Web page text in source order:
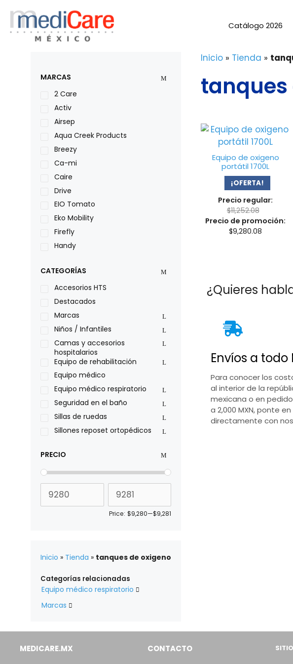
contenido
Catálogo 2026
Inicio » Tienda »
tanques
Equipo de oxigeno
portátil 1700L
¡OFERTA!
Precio regular:
$11,252.08
Precio de promoción:
$9,280.08
¿Quieres
Envíos a todo
Para conocer los
al interior de la
mexicana o en
a 2,000 MXN, ponte
directamente con
MARCAS
2 Care
Activ
Airsep
Aqua Creek Products
Breezy
Ca-mi
Caire
Drive
EIO Tomato
Eko Mobility
Firefly
Handy
Leggero
Lumex
Medical Store
Nidek
Oxiplus
Philips
Pride
Roho
Sillas de ruedas Everest Jennings
CATEGORÍAS
Accesorios HTS
Destacados
Marcas
Niños / Infantiles
Camas y accesorios
hospitalarios
Equipo de rehabilitación
Equipo médico
Equipo médico respiratorio
Seguridad en el baño
Sillas de ruedas
Sillones reposet ortopédicos
PRECIO
Price: $9,280—$9,281
Inicio » Tienda » tanques de oxigeno
Categorías relacionadas
Equipo médico respiratorio 
Marcas 
MEDICARE.MX CONTACTO